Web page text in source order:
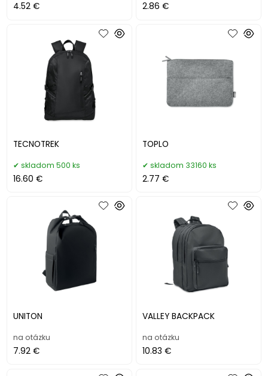
4.52 € 2.86 €
TECNOTREK
skladom 500 ks
16.60 €
TOPLO
skladom 33160 ks
2.77 €
UNITON
na otázku
7.92 €
VALLEY BACKPACK
na otázku
10.83 €